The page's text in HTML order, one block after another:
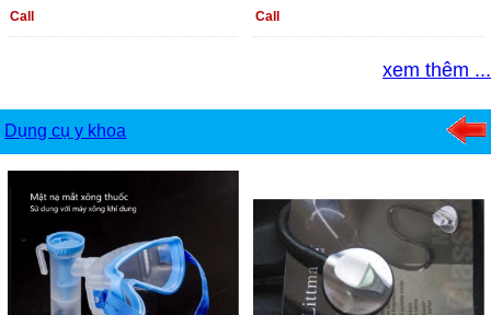
Call Call
xem thêm ...
Dụng cụ y khoa